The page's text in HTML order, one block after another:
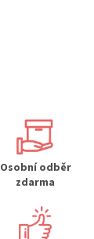
Osobní odběr
zdarma